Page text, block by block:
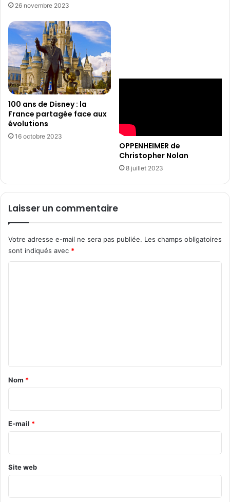
26 novembre 2023
100 ans de Disney : la
France partagée face aux
évolutions
16 octobre 2023
OPPENHEIMER de
Christopher Nolan
8 juillet 2023
Laisser un commentaire
Votre adresse e-mail ne sera pas publiée. Les champs obligatoires
sont indiqués avec *
a
r
e
Nom *
E-mail *
Site web